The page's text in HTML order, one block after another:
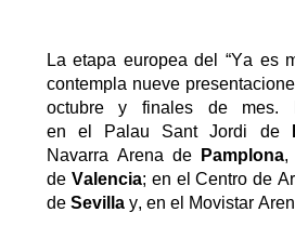
La etapa europea del “Ya es
contempla nueve p
octubre y finales de mes.
en el Palau Sant Jordi de
Navarra Arena de
Pamplona,
de Valencia; en el Centro de
de Sevillay, en el Movistar